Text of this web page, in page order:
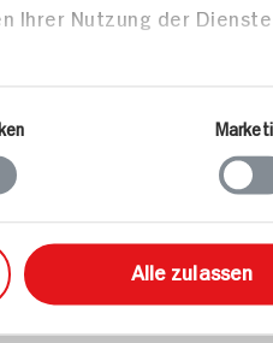
Ihrer Nutzung der Dienste
Alle zulassen
13g